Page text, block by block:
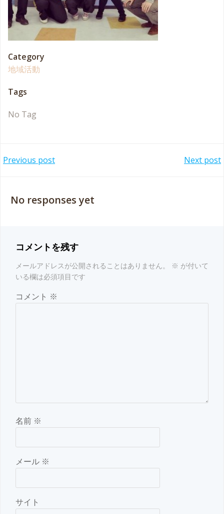
Category
地域活動
Tags
No Tag
Post
navigation
Previous post Next post
No responses yet
コメントを残す
メールアドレスが公開されることはありません。 ※ が付いて
いる欄は必須項目です
コメント ※
名前 ※
メール ※
サイト